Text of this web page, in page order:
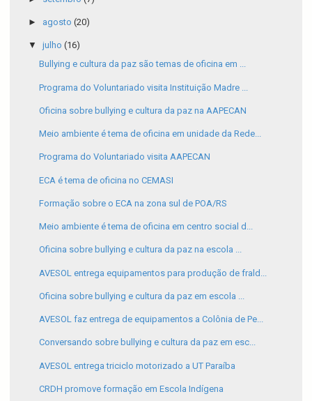
► agosto (20)
▼ julho (16)
Bullying e cultura da paz são temas de oficina em ...
Programa do Voluntariado visita Instituição Madre ...
Oficina sobre bullying e cultura da paz na AAPECAN
Meio ambiente é tema de oficina em unidade da Rede...
Programa do Voluntariado visita AAPECAN
ECA é tema de oficina no CEMASI
Formação sobre o ECA na zona sul de POA/RS
Meio ambiente é tema de oficina em centro social d...
Oficina sobre bullying e cultura da paz na escola ...
AVESOL entrega equipamentos para produção de frald...
Oficina sobre bullying e cultura da paz em escola ...
AVESOL faz entrega de equipamentos a Colônia de Pe...
Conversando sobre bullying e cultura da paz em esc...
AVESOL entrega triciclo motorizado a UT Paraíba
CRDH promove formação em Escola Indígena